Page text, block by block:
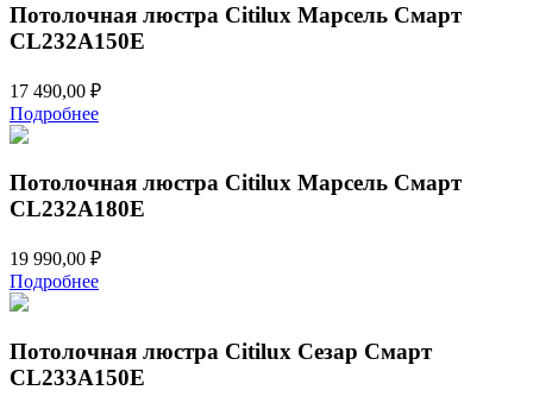
Потолочная люстра Citilux Марсель Смарт
CL232A150E
17 490,00 ₽
Подробнее
Потолочная люстра Citilux Марсель Смарт
CL232A180E
19 990,00 ₽
Подробнее
Потолочная люстра Citilux Сезар Смарт
CL233A150E